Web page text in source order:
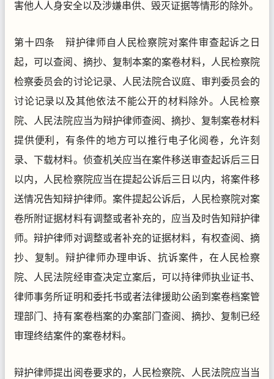
害他人人身安全以及涉嫌串供、毁灭证据等情形的除外。
第十四条 辩护律师自人民检察院对案件审查起诉之日
起，可以查阅、摘抄、复制本案的案卷材料，人民检察院
检察委员会的讨论记录、人民法院合议庭、审判委员会的
讨论记录以及其他依法不能公开的材料除外。人民检察
院、人民法院应当为辩护律师查阅、摘抄、复制案卷材料
提供便利，有条件的地方可以推行电子化阅卷，允许刻
录、下载材料。侦查机关应当在案件移送审查起诉后三日
以内，人民检察院应当在提起公诉后三日以内，将案件移
送情况告知辩护律师。案件提起公诉后，人民检察院对案
卷所附证据材料有调整或者补充的，应当及时告知辩护律
师。辩护律师对调整或者补充的证据材料，有权查阅、摘
抄、复制。辩护律师办理申诉、抗诉案件，在人民检察
院、人民法院经审查决定立案后，可以持律师执业证书、
律师事务所证明和委托书或者法律援助公函到案卷档案管
理部门、持有案卷档案的办案部门查阅、摘抄、复制已经
审理终结案件的案卷材料。
辩护律师提出阅卷要求的，人民检察院、人民法院应当当